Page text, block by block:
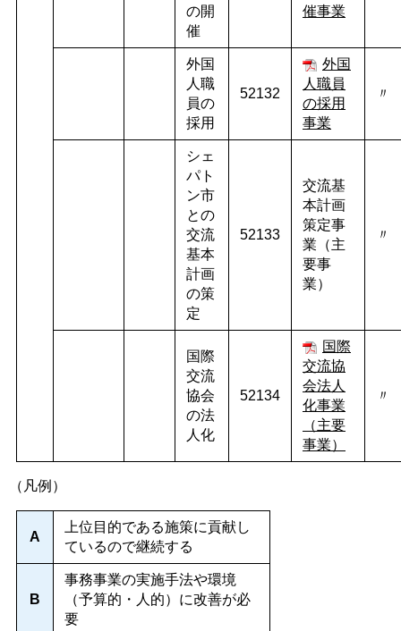
の開
催
催事業
外国
人職
員の
採用
52132
外国
人職員
の採用
事業
〃
シェ
パト
ン市
との
交流
基本
計画
の策
定
52133
交流基
本計画
策定事
業（主
要事
業）
〃
国際
交流
協会
の法
人化
52134
国際
交流協
会法人
化事業
（主要
事業）
〃
（凡例）
A
上位目的である施策に貢献し
ているので継続する
B
事務事業の実施手法や環境
（予算的・人的）に改善が必
要